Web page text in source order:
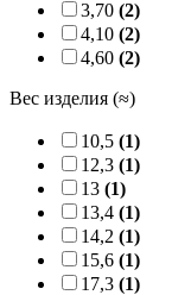
3,70 (2)
4,10 (2)
4,60 (2)
Вес изделия (≈)
10,5 (1)
12,3 (1)
13 (1)
13,4 (1)
14,2 (1)
15,6 (1)
17,3 (1)